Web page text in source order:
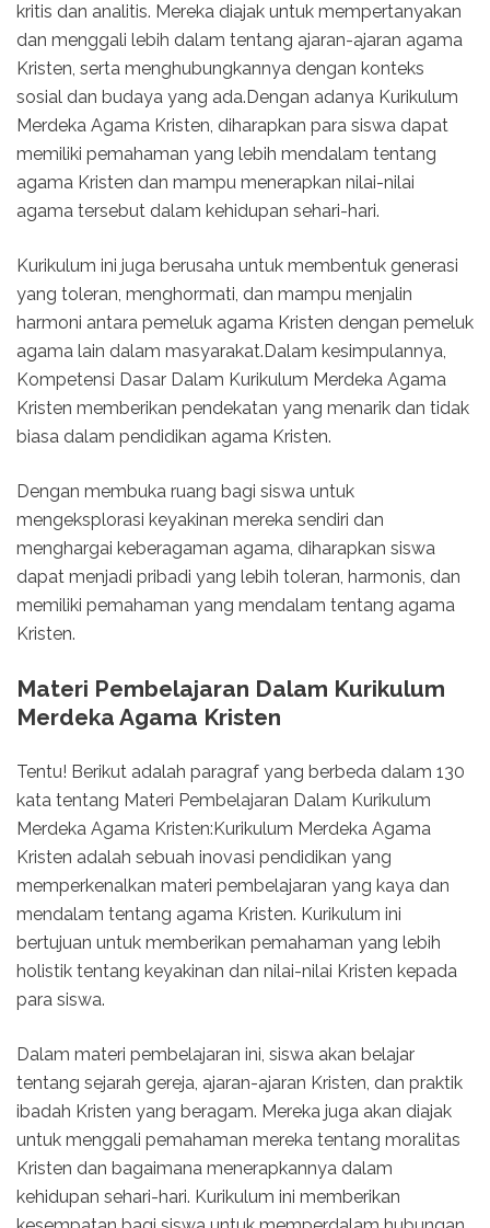
kritis dan analitis. Mereka diajak untuk mempertanyakan
dan menggali lebih dalam tentang ajaran-ajaran agama
Kristen, serta menghubungkannya dengan konteks
sosial dan budaya yang ada.Dengan adanya Kurikulum
Merdeka Agama Kristen, diharapkan para siswa dapat
memiliki pemahaman yang lebih mendalam tentang
agama Kristen dan mampu menerapkan nilai-nilai
agama tersebut dalam kehidupan sehari-hari.
Kurikulum ini juga berusaha untuk membentuk generasi
yang toleran, menghormati, dan mampu menjalin
harmoni antara pemeluk agama Kristen dengan pemeluk
agama lain dalam masyarakat.Dalam kesimpulannya,
Kompetensi Dasar Dalam Kurikulum Merdeka Agama
Kristen memberikan pendekatan yang menarik dan tidak
biasa dalam pendidikan agama Kristen.
Dengan membuka ruang bagi siswa untuk
mengeksplorasi keyakinan mereka sendiri dan
menghargai keberagaman agama, diharapkan siswa
dapat menjadi pribadi yang lebih toleran, harmonis, dan
memiliki pemahaman yang mendalam tentang agama
Kristen.
Materi Pembelajaran Dalam Kurikulum
Merdeka Agama Kristen
Tentu! Berikut adalah paragraf yang berbeda dalam 130
kata tentang Materi Pembelajaran Dalam Kurikulum
Merdeka Agama Kristen:Kurikulum Merdeka Agama
Kristen adalah sebuah inovasi pendidikan yang
memperkenalkan materi pembelajaran yang kaya dan
mendalam tentang agama Kristen. Kurikulum ini
bertujuan untuk memberikan pemahaman yang lebih
holistik tentang keyakinan dan nilai-nilai Kristen kepada
para siswa.
Dalam materi pembelajaran ini, siswa akan belajar
tentang sejarah gereja, ajaran-ajaran Kristen, dan praktik
ibadah Kristen yang beragam. Mereka juga akan diajak
untuk menggali pemahaman mereka tentang moralitas
Kristen dan bagaimana menerapkannya dalam
kehidupan sehari-hari. Kurikulum ini memberikan